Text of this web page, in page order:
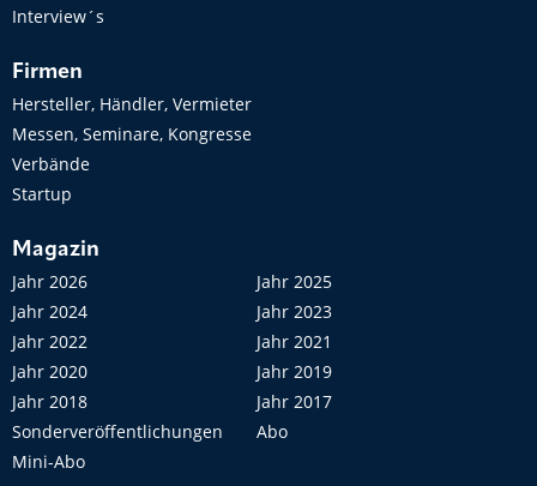
Interview´s
Firmen
Hersteller, Händler, Vermieter
Messen, Seminare, Kongresse
Verbände
Startup
Magazin
Jahr 2026
Jahr 2025
Jahr 2024
Jahr 2023
Jahr 2022
Jahr 2021
Jahr 2020
Jahr 2019
Jahr 2018
Jahr 2017
Sonderveröffentlichungen
Abo
Mini-Abo